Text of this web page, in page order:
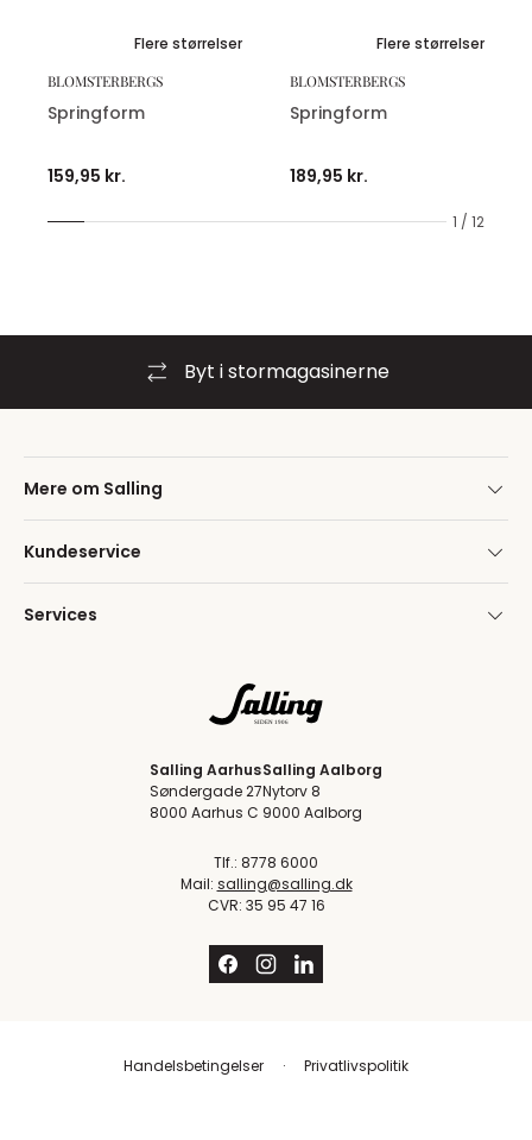
1 / 12
Flere størrelser
BLOMSTERBERGS
Springform
159,95 kr.
Flere størrelser
BLOMSTERBERGS
Springform
189,95 kr.
Byt i stormagasinerne
Mere om Salling
Kundeservice
Services
Salling Aarhus
Søndergade 27
8000 Aarhus C
Salling Aalborg
Nytorv 8
9000 Aalborg
Tlf.: 8778 6000
Mail: salling@salling.dk
CVR: 35 95 47 16
Handelsbetingelser Privatlivspolitik